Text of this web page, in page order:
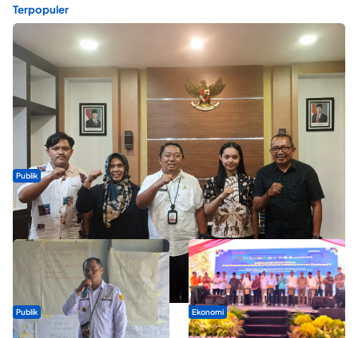
Terpopuler
Publik
Dua Talenta Muda Ternate Wakili Maluku Utara di Gita Bahana
Nusantara 2026
Publik Ekonomi